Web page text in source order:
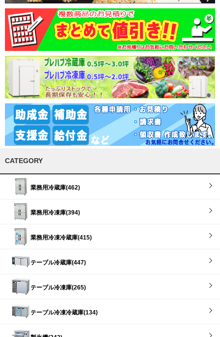
CATEGORY
業務用冷蔵庫(462)
業務用冷凍庫(394)
業務用冷凍冷蔵庫(415)
テーブル冷蔵庫(447)
テーブル冷凍庫(265)
テーブル冷凍冷蔵庫(134)